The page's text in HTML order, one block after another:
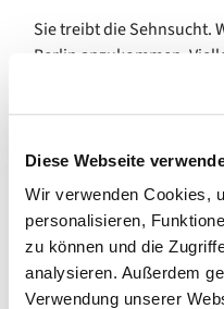
Diese Webseite
Wir verwenden Cookies,
personalisieren,
zu können und die
analysieren. Außerdem
Verwendung unserer
Sie treibt die Sehnsucht.
Berlin anzukommen.
Lindengemeinde, öffnete
alle Heimatlosen.
Hilfe boten, solche, die
sich das Brückencafé.
Chöre gegründet,